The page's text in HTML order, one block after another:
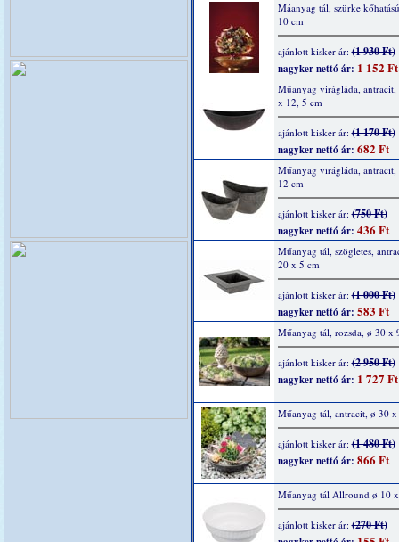
Máanyag tál, szürke
10 cm
ajánlott kisker ár:(1 930 Ft)
nagyker nettó ár: 1 152 Ft
Műanyag virágláda,
x 12, 5 cm
ajánlott kisker ár:(1 170 Ft)
nagyker nettó ár: 682 Ft
Műanyag virágláda,
12 cm
ajánlott kisker ár:(750 Ft)
nagyker nettó ár: 436 Ft
Műanyag tál, szögletes,
20 x 5 cm
ajánlott kisker ár:(1 000 Ft)
nagyker nettó ár: 583 Ft
Műanyag tál, rozsda, ø 30 x
ajánlott kisker ár:(2 950 Ft)
nagyker nettó ár: 1 727 Ft
Műanyag tál, antracit, ø 30
ajánlott kisker ár:(1 480 Ft)
nagyker nettó ár: 866 Ft
Műanyag tál Allround ø 10
ajánlott kisker ár:(270 Ft)